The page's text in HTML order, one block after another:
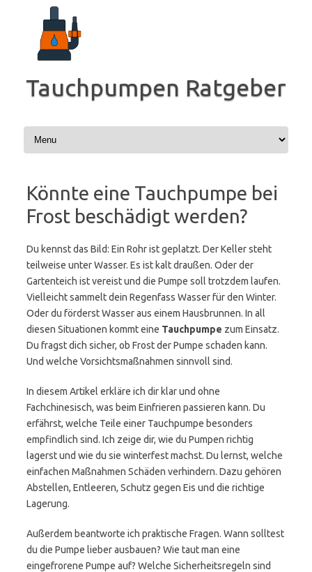
springen
Tauchpumpen Ratgeber
Könnte eine Tauchpumpe bei
Frost beschädigt werden?
Du kennst das Bild: Ein Rohr ist geplatzt. Der Keller steht
teilweise unter Wasser. Es ist kalt draußen. Oder der
Gartenteich ist vereist und die Pumpe soll trotzdem laufen.
Vielleicht sammelt dein Regenfass Wasser für den Winter.
Oder du förderst Wasser aus einem Hausbrunnen. In all
diesen Situationen kommt eine Tauchpumpe zum Einsatz.
Du fragst dich sicher, ob Frost der Pumpe schaden kann.
Und welche Vorsichtsmaßnahmen sinnvoll sind.
In diesem Artikel erkläre ich dir klar und ohne
Fachchinesisch, was beim Einfrieren passieren kann. Du
erfährst, welche Teile einer Tauchpumpe besonders
empfindlich sind. Ich zeige dir, wie du Pumpen richtig
lagerst und wie du sie winterfest machst. Du lernst, welche
einfachen Maßnahmen Schäden verhindern. Dazu gehören
Abstellen, Entleeren, Schutz gegen Eis und die richtige
Lagerung.
Außerdem beantworte ich praktische Fragen. Wann solltest
du die Pumpe lieber ausbauen? Wie taut man eine
eingefrorene Pumpe auf? Welche Sicherheitsregeln sind